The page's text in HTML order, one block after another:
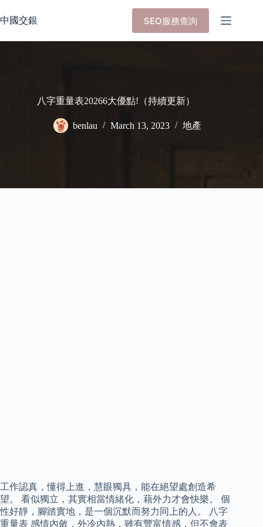
to
content
中國交銀 SEO服務查詢
八字重量表20266大優點!（持續更新）
benlau March 13, 2023 地產
工作認真，懂得上進，慧眼獨具，能在絕望處創造希
望。 看似獨立，其實相當情緒化，藉外力才會快樂。 個
性好靜，腳踏實地，是一個沉默而努力同上的人。 八字
重量表 感情內斂，外冷內熱，雖有豐富情感，但不會表